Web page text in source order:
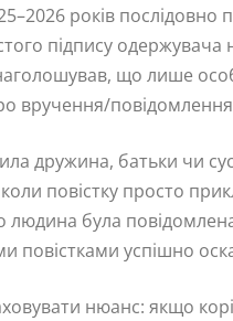
років
підпису
що лише
вручення/
дружина, батьки чи
коли повістку просто
людина була
повістками успішно
нюанс: якщо